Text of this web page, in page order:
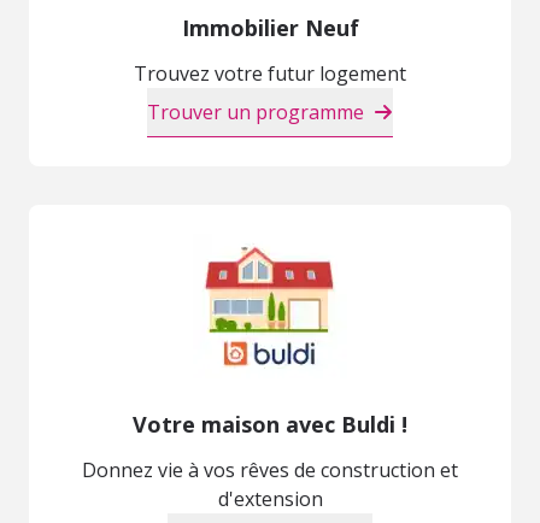
Immobilier Neuf
Trouvez votre futur logement
Trouver un programme
Votre maison avec Buldi !
Donnez vie à vos rêves de construction et
d'extension